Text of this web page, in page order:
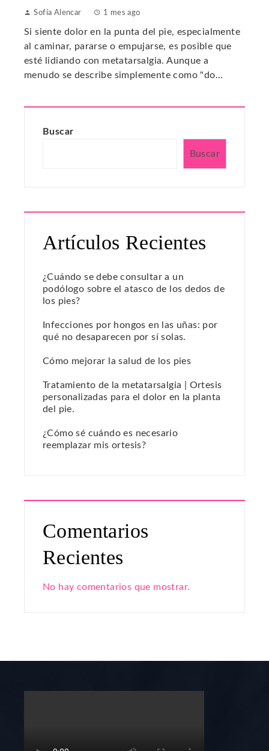
Sofía Alencar 1 mes ago
Si siente dolor en la punta del pie, especialmente
al caminar, pararse o empujarse, es posible que
esté lidiando con metatarsalgia. Aunque a
menudo se describe simplemente como "do...
Buscar
Buscar
Artículos Recientes
¿Cuándo se debe consultar a un
podólogo sobre el atasco de los dedos de
los pies?
Infecciones por hongos en las uñas: por
qué no desaparecen por sí solas.
Cómo mejorar la salud de los pies
Tratamiento de la metatarsalgia | Ortesis
personalizadas para el dolor en la planta
del pie.
¿Cómo sé cuándo es necesario
reemplazar mis ortesis?
Comentarios
Recientes
No hay comentarios que mostrar.